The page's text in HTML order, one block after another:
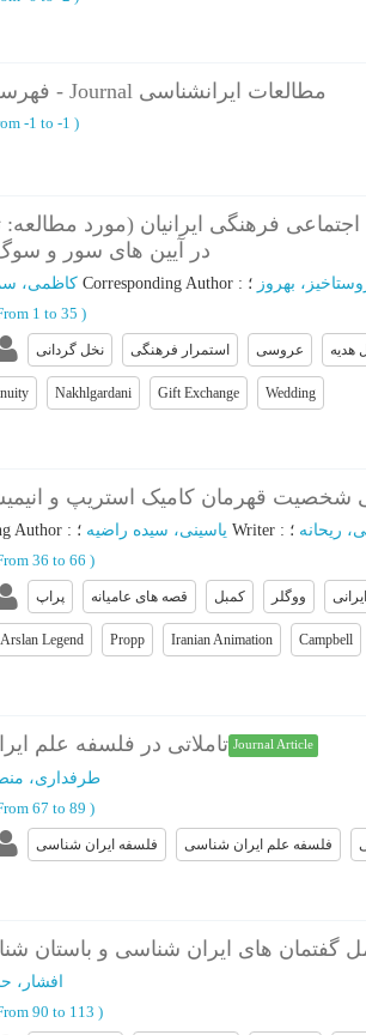
فهرست مقالات - Journal مطالعات ایرانشناسی
-1 to -1 )
فرهنگی ایرانیان (مورد مطالعه:
در آیین های سور و سوگ
کاظمی، Corresponding Author : بهروز ؛
1 to 35 )
نخل گردانی استمرار فرهنگی عروسی هدیه
Nakhlgardani Gift Exchange Wedding
شخصیت قهرمان کامیک استریپ و
Author : یاسینی، سیده راضیه Writer : ریحانه ؛
36 to 66 )
پراپ قصه های عامیانه کمبل ووگلر
Legend Propp Iranian Animation Campbell
تاملاتی در فلسفه علم Journal Article
طرفداری،
67 to 89 )
فلسفه ایران شناسی فلسفه علم ایران شناسی
گفتمان های ایران شناسی و باستان
افشار،
90 to 113 )